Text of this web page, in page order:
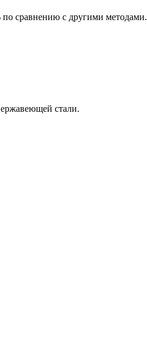
сравнению с другими методами.
стали.